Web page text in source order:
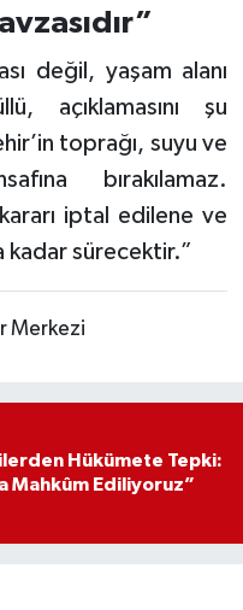
değil, yaşam alanı
açıklamasını şu
toprağı, suyu ve
bırakılamaz.
iptal edilene ve
kadar sürecektir.”
Merkezi
Hükümete Tepki:
Mahkûm Ediliyoruz”